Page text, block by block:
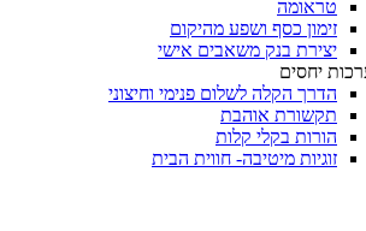
טראומה
זימון כסף ושפע מהיקום
יצירת בנק משאבים אישי
יחסים
הדרך הקלה לשלום פנימי וחיצוני
תקשורת אוהבת
הורות בקלי קלות
זוגיות מיטיבה- חווית הבית